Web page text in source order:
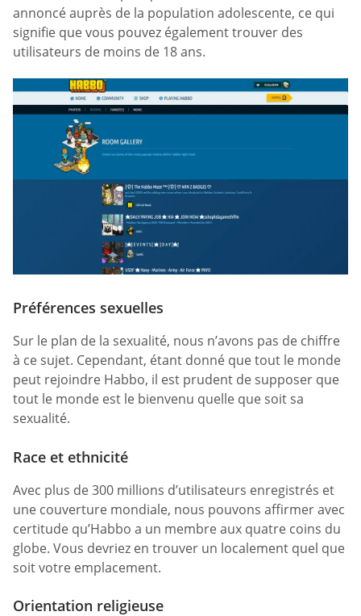
annoncé auprès de la population adolescente, ce qui
signifie que vous pouvez également trouver des
utilisateurs de moins de 18 ans.
Préférences sexuelles
Sur le plan de la sexualité, nous n’avons pas de chiffre
à ce sujet. Cependant, étant donné que tout le monde
peut rejoindre Habbo, il est prudent de supposer que
tout le monde est le bienvenu quelle que soit sa
sexualité.
Race et ethnicité
Avec plus de 300 millions d’utilisateurs enregistrés et
une couverture mondiale, nous pouvons affirmer avec
certitude qu’Habbo a un membre aux quatre coins du
globe. Vous devriez en trouver un localement quel que
soit votre emplacement.
Orientation religieuse